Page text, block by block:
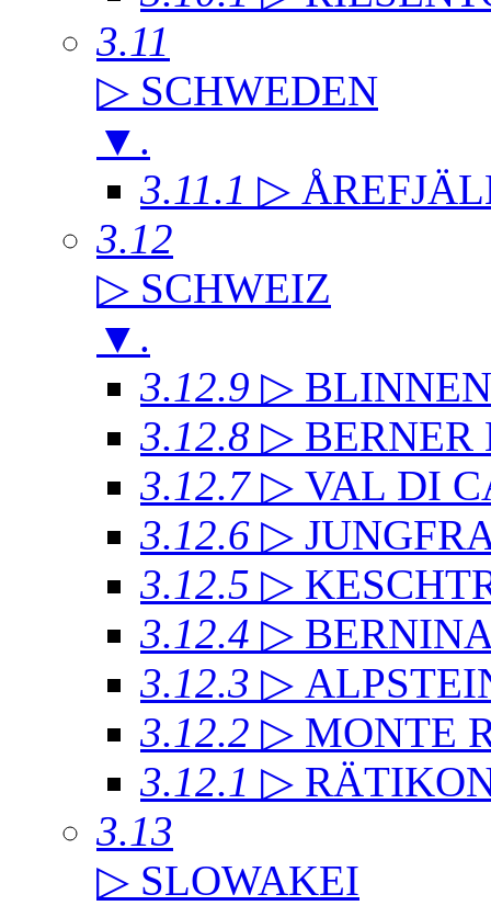
3.11
▷ SCHWEDEN
▼ .
3.11.1 ▷
3.12
▷ SCHWEIZ
▼ .
3.12.9 ▷
3.12.8 ▷ BERNER
3.12.7 ▷ VAL DI
3.12.6 ▷
3.12.5 ▷
3.12.4 ▷
3.12.3 ▷
3.12.2 ▷ MONTE
3.12.1 ▷
3.13
▷ SLOWAKEI